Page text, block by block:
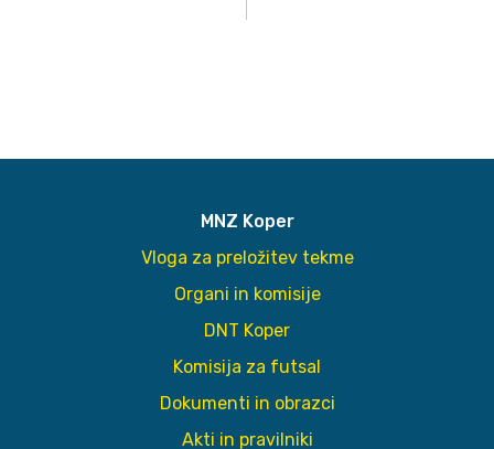
MNZ Koper
Vloga za preložitev tekme
Organi in komisije
DNT Koper
Komisija za futsal
Dokumenti in obrazci
Akti in pravilniki